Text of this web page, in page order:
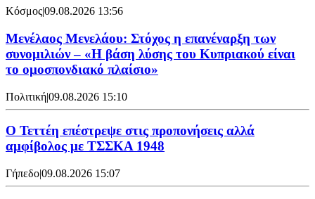
Κόσμος|09.08.2026 13:56
Μενέλαος Μενελάου: Στόχος η επανέναρξη των
συνομιλιών – «Η βάση λύσης του Κυπριακού είναι
το ομοσπονδιακό πλαίσιο»
Πολιτική|09.08.2026 15:10
Ο Τεττέη επέστρεψε στις προπονήσεις αλλά
αμφίβολος με ΤΣΣΚΑ 1948
Γήπεδο|09.08.2026 15:07